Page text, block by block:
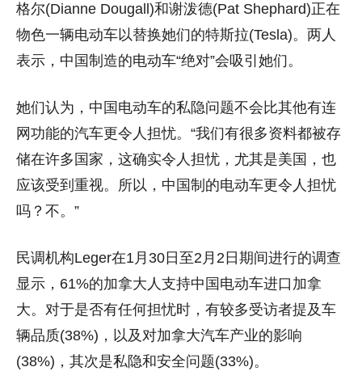
格尔(Dianne Dougall)和谢泼德(Pat Shephard)正在
物色一辆电动车以替换她们的特斯拉(Tesla)。两人
表示，中国制造的电动车“绝对”会吸引她们。
她们认为，中国电动车的私隐问题不会比其他有连
网功能的汽车更令人担忧。“我们有很多资料都被存
储在许多国家，这确实令人担忧，尤其是美国，也
应该受到重视。所以，中国制的电动车更令人担忧
吗？不。”
民调机构Leger在1月30日至2月2日期间进行的调查
显示，61%的加拿大人支持中国电动车进口加拿
大。对于是否有任何担忧时，有较多受访者提及车
辆品质(38%)，以及对加拿大汽车产业的影响
(38%)，其次是私隐和安全问题(33%)。